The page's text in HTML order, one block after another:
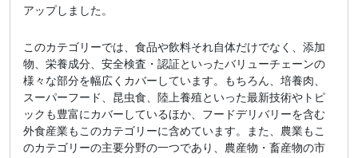
アップしました。
このカテゴリーでは、食品や飲料それ自体だけでなく、添加
物、栄養成分、安全検査・認証といったバリューチェーンの
様々な部分を幅広くカバーしています。もちろん、培養肉、
スーパーフード、昆虫食、陸上養殖といった最新技術やトピ
ックも豊富にカバーしているほか、フードデリバリーを含む
外食産業もこのカテゴリーに含めています。また、農業もこ
のカテゴリーの主要分野の一つであり、農産物・畜産物の市